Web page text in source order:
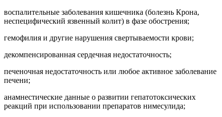
воспалительные заболевания кишечника (болезнь Крона,
неспецифический язвенный колит) в фазе обострения;
гемофилия и другие нарушения свертываемости крови;
декомпенсированная сердечная недостаточность;
печеночная недостаточность или любое активное заболевание
печени;
анамнестические данные о развитии гепатотоксических
реакций при использовании препаратов нимесулида;